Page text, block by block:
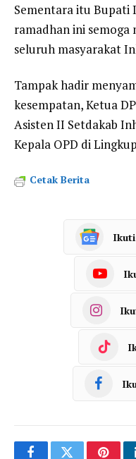
Sementara itu Bupati
ramadhan ini semoga
seluruh masyarakat
Tampak hadir
kesempatan, Ketua
Asisten II Setdakab
Kepala OPD di
Cetak Berita
Ikuti